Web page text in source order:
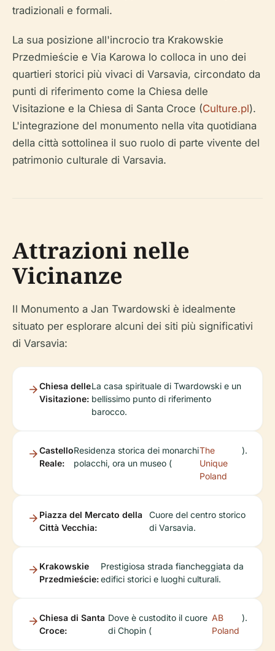
tradizionali e formali.
La sua posizione all'incrocio tra Krakowskie
Przedmieście e Via Karowa lo colloca in uno dei
quartieri storici più vivaci di Varsavia, circondato da
punti di riferimento come la Chiesa delle
Visitazione e la Chiesa di Santa Croce (Culture.pl).
L'integrazione del monumento nella vita quotidiana
della città sottolinea il suo ruolo di parte vivente del
patrimonio culturale di Varsavia.
Attrazioni nelle
Vicinanze
Il Monumento a Jan Twardowski è idealmente
situato per esplorare alcuni dei siti più significativi
di Varsavia:
Chiesa delle
Visitazione:
La casa spirituale di Twardowski e un
bellissimo punto di riferimento
barocco.
Castello
Reale:
Residenza storica dei monarchi
polacchi, ora un museo (
The
Unique
Poland
).
Piazza del Mercato della
Città Vecchia:
Cuore del centro storico
di Varsavia.
Krakowskie
Przedmieście:
Prestigiosa strada fiancheggiata da
edifici storici e luoghi culturali.
Chiesa di Santa
Croce:
Dove è custodito il cuore
di Chopin (
AB
Poland
).